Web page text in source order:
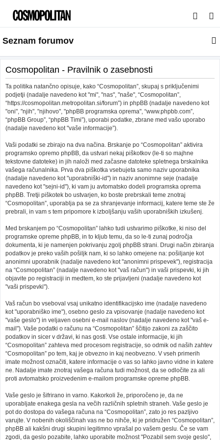
s
a
j
Seznam forumov
Cosmopolitan - Pravilnik o zasebnosti
Ta politika natančno opisuje, kako “Cosmopolitan”, skupaj s priključenimi
podjetji (nadalje navedeno kot "mi", "nas", "naše", “Cosmopolitan”,
“https://cosmopolitan.metropolitan.si/forum”) in phpBB (nadalje navedeno kot
"oni", "njih", "njihovo", "phpBB programska oprema", “www.phpbb.com”,
“phpBB Group”, “phpBB Timi”), uporabi podatke, zbrane med vašo uporabo
(nadalje navedeno kot "vaše informacije”).
Vaši podatki se zbirajo na dva načina. Brskanje po “Cosmopolitan” aktivira
programsko opremo phpBB, da ustvari nekaj piškotkov (le-ti so majhne
tekstovne datoteke) in jih naloži med začasne datoteke spletnega brskalnika
vašega računalnika. Prva dva piškotka vsebujeta samo naziv uporabnika
(nadalje navedeno kot "uporabniški-id") in naziv anonimne seje (nadalje
navedeno kot "sejni-id"), ki vam ju avtomatsko dodeli programska oprema
phpBB. Tretji piškotek bo ustvarjen, ko boste prebrskali teme znotraj
“Cosmopolitan”, uporablja pa se za shranjevanje informacij, katere teme ste že
prebrali, in vam s tem pripomore k izboljšanju vaših uporabniških izkušenj.
Med brskanjem po “Cosmopolitan” lahko tudi ustvarimo piškotke, ki niso del
programske opreme phpBB, in to kljub temu, da so le-ti zunaj področja
dokumenta, ki je namenjen pokrivanju zgolj phpBB strani. Drugi način zbiranja
podatkov je preko vaših pošiljk nam, ki so lahko omejene na: pošiljanje kot
anonimni uporabnik (nadalje navedeno kot "anonimni prispevek"), registracija
na “Cosmopolitan” (nadalje navedeno kot "vaš račun") in vaši prispevki, ki jih
objavite po registraciji in medtem, ko ste prijavljeni (nadalje navedeno kot
"vaši prispevki").
Vaš račun bo vseboval vsaj unikatno identifikacijsko ime (nadalje navedeno
kot "uporabniško ime"), osebno geslo za vpisovanje (nadalje navedeno kot
"vaše geslo") in veljaven osebni e-mail naslov (nadalje navedeno kot "vaš e-
mail"). Vaše podatki o računu na “Cosmopolitan” ščitijo zakoni za zaščito
podatkov in sicer v državi, ki nas gosti. Vse ostale informacije, ki jih
“Cosmopolitan” zahteva med procesom registracije, so odmik od naših zahtev
“Cosmopolitan” po tem, kaj je obvezno in kaj neobvezno. V vseh primerih
imate možnost označiti, katere informacije o vas so lahko javno vidne in katere
ne. Nadalje imate znotraj vašega računa tudi možnost, da se odločite za ali
proti avtomatsko proizvedenim e-mailom programske opreme phpBB.
Vaše geslo je šifrirano in varno. Kakorkoli že, priporočeno je, da ne
uporabljate enakega gesla na večih različnih spletnih straneh. Vaše geslo je
pot do dostopa do vašega računa na “Cosmopolitan”, zato jo res pazljivo
varujte. V nobenih okoliščinah vas ne bo nihče, ki je pridružen “Cosmopolitan”,
phpBB ali kakšni drugi skupini legitimno vprašal po vašem geslu. Če se vam
zgodi, da geslo pozabite, lahko uporabite možnost "Pozabil sem svoje geslo",